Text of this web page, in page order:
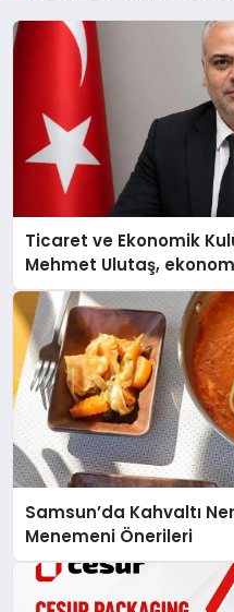
Ticaret ve Ekonomik
Mehmet Ulutaş,
açıklamada şunları
Samsun’da Kahvaltı
Menemeni Önerileri